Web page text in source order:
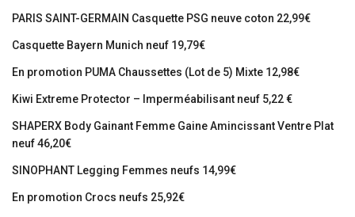
PARIS SAINT-GERMAIN Casquette PSG neuve coton 22,99€
Casquette Bayern Munich neuf 19,79€
En promotion PUMA Chaussettes (Lot de 5) Mixte 12,98€
Kiwi Extreme Protector – Imperméabilisant neuf 5,22 €
SHAPERX Body Gainant Femme Gaine Amincissant Ventre Plat
neuf 46,20€
SINOPHANT Legging Femmes neufs 14,99€
En promotion Crocs neufs 25,92€